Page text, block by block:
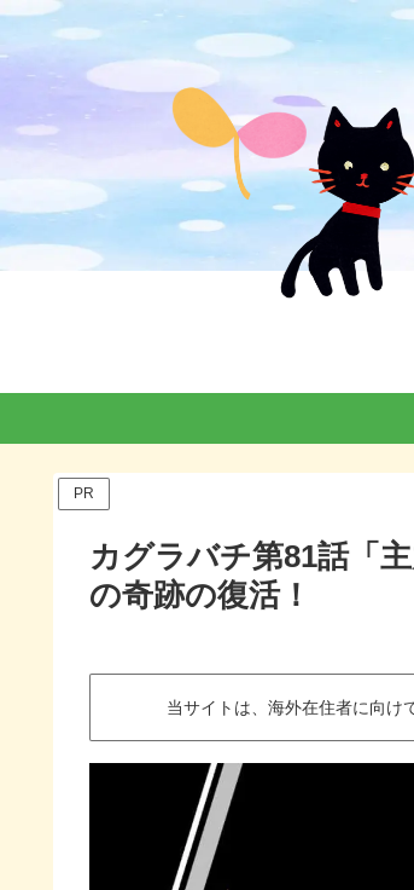
PR
カグラバチ第81話「
の奇跡の復活！
当サイトは、海外在住者に向け